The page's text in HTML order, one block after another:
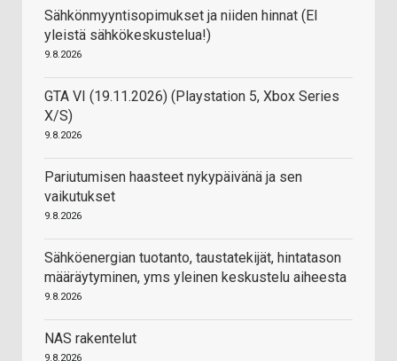
Sähkönmyyntisopimukset ja niiden hinnat (EI
yleistä sähkökeskustelua!)
9.8.2026
GTA VI (19.11.2026) (Playstation 5, Xbox Series
X/S)
9.8.2026
Pariutumisen haasteet nykypäivänä ja sen
vaikutukset
9.8.2026
Sähköenergian tuotanto, taustatekijät, hintatason
määräytyminen, yms yleinen keskustelu aiheesta
9.8.2026
NAS rakentelut
9.8.2026